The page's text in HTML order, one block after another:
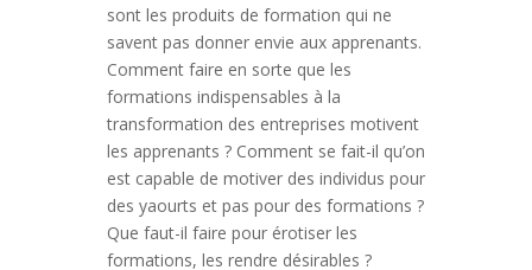
sont les produits de formation qui ne
savent pas donner envie aux apprenants.
Comment faire en sorte que les
formations indispensables à la
transformation des entreprises motivent
les apprenants ? Comment se fait-il qu’on
est capable de motiver des individus pour
des yaourts et pas pour des formations ?
Que faut-il faire pour érotiser les
formations, les rendre désirables ?